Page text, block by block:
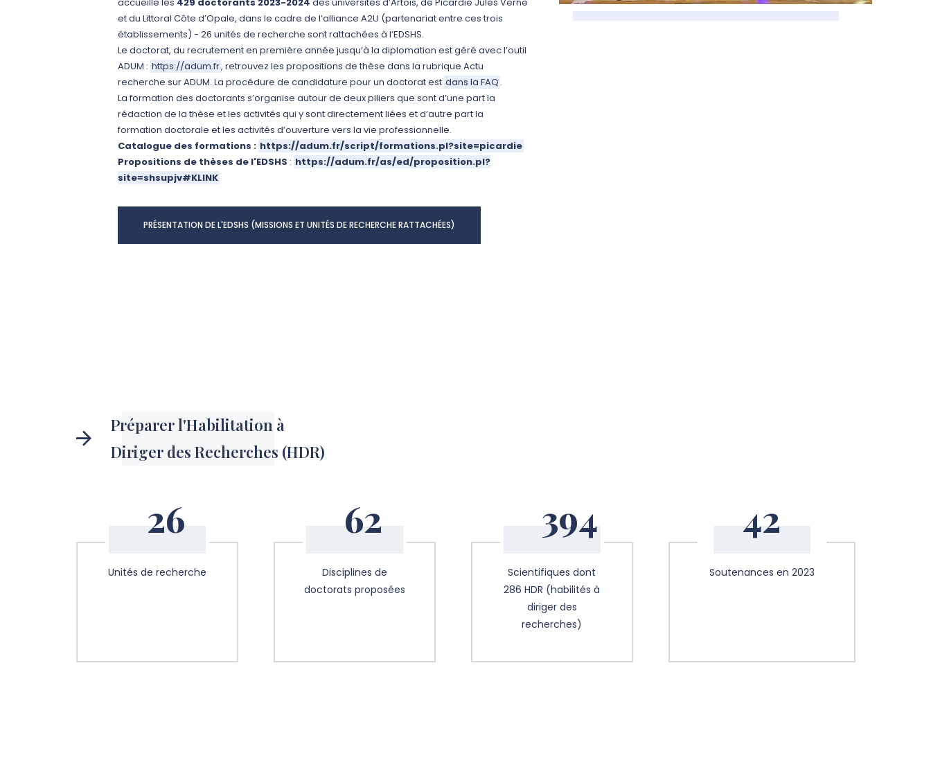
et du Littoral Côte d’Opale, dans le cadre de l’alliance A2U (partenariat entre ces trois
établissements) - 26 unités de recherche sont rattachées à l’EDSHS.
Le doctorat, du recrutement en première année jusqu’à la diplomation est géré avec l’outil
ADUM : https://adum.fr, retrouvez les propositions de thèse dans la rubrique Actu
recherche sur ADUM. La procédure de candidature pour un doctorat est dans la FAQ .
La formation des doctorants s’organise autour de deux piliers que sont d’une part la
rédaction de la thèse et les activités qui y sont directement liées et d’autre part la
formation doctorale et les activités d’ouverture vers la vie professionnelle.
Catalogue des formations : https://adum.fr/script/formations.pl?site=picardie
Propositions de thèses de l'EDSHS : https://adum.fr/as/ed/proposition.pl?
site=shsupjv#KLINK
PRÉSENTATION DE L'EDSHS (MISSIONS ET UNITÉS DE RECHERCHE RATTACHÉES)
Préparer l'Habilitation à
Diriger des Recherches (HDR)
26
Unités de recherche
62
Disciplines de
doctorats proposées
394
Scientifiques dont
286 HDR (habilités à
diriger des
recherches)
42
Soutenances en 2023